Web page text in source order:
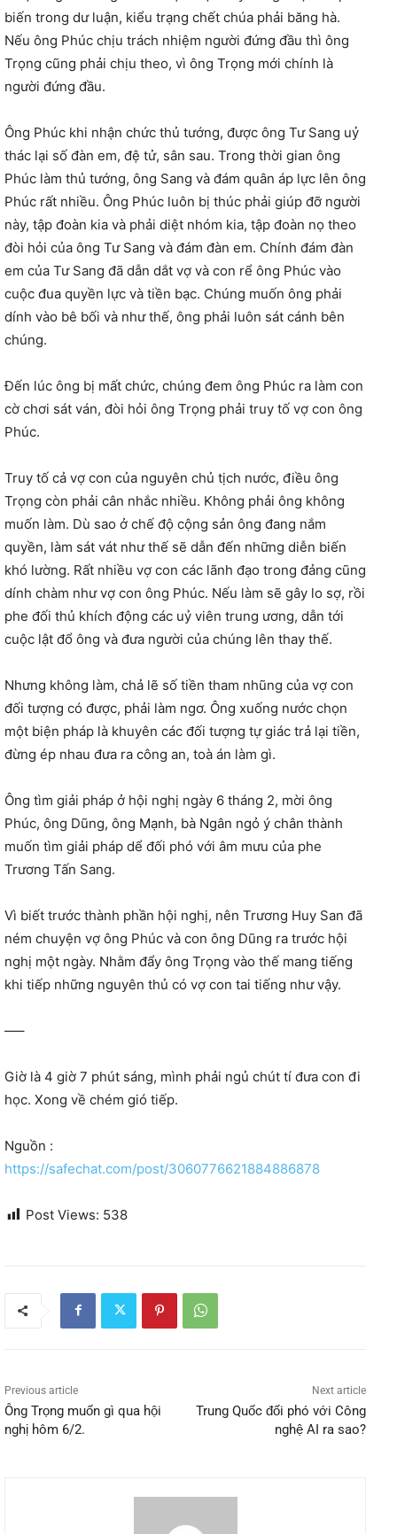
biến trong dư luận, kiểu trạng chết chúa phải băng hà.
Nếu ông Phúc chịu trách nhiệm người đứng đầu thì ông
Trọng cũng phải chịu theo, vì ông Trọng mới chính là
người đứng đầu.
Ông Phúc khi nhận chức thủ tướng, được ông Tư Sang uỷ
thác lại số đàn em, đệ tử, sân sau. Trong thời gian ông
Phúc làm thủ tướng, ông Sang và đám quân áp lực lên ông
Phúc rất nhiều. Ông Phúc luôn bị thúc phải giúp đỡ người
này, tập đoàn kia và phải diệt nhóm kia, tập đoàn nọ theo
đòi hỏi của ông Tư Sang và đám đàn em. Chính đám đàn
em của Tư Sang đã dẫn dắt vợ và con rể ông Phúc vào
cuộc đua quyền lực và tiền bạc. Chúng muốn ông phải
dính vào bê bối và như thế, ông phải luôn sát cánh bên
chúng.
Đến lúc ông bị mất chức, chúng đem ông Phúc ra làm con
cờ chơi sát ván, đòi hỏi ông Trọng phải truy tố vợ con ông
Phúc.
Truy tố cả vợ con của nguyên chủ tịch nước, điều ông
Trọng còn phải cân nhắc nhiều. Không phải ông không
muốn làm. Dù sao ở chế độ cộng sản ông đang nắm
quyền, làm sát vát như thế sẽ dẫn đến những diễn biến
khó lường. Rất nhiều vợ con các lãnh đạo trong đảng cũng
dính chàm như vợ con ông Phúc. Nếu làm sẽ gây lo sợ, rồi
phe đối thủ khích động các uỷ viên trung ương, dẫn tới
cuộc lật đổ ông và đưa người của chúng lên thay thế.
Nhưng không làm, chả lẽ số tiền tham nhũng của vợ con
đối tượng có được, phải làm ngơ. Ông xuống nước chọn
một biện pháp là khuyên các đối tượng tự giác trả lại tiền,
đừng ép nhau đưa ra công an, toà án làm gì.
Ông tìm giải pháp ở hội nghị ngày 6 tháng 2, mời ông
Phúc, ông Dũng, ông Mạnh, bà Ngân ngỏ ý chân thành
muốn tìm giải pháp dể đối phó với âm mưu của phe
Trương Tấn Sang.
Vì biết trước thành phần hội nghị, nên Trương Huy San đã
ném chuyện vợ ông Phúc và con ông Dũng ra trước hội
nghị một ngày. Nhằm đẩy ông Trọng vào thế mang tiếng
khi tiếp những nguyên thủ có vợ con tai tiếng như vậy.
—–
Giờ là 4 giờ 7 phút sáng, mình phải ngủ chút tí đưa con đi
học. Xong về chém gió tiếp.
Nguồn :
https://safechat.com/post/3060776621884886878
Post Views: 538
Previous article
Ông Trọng muốn gì qua hội
nghị hôm 6/2.
Next article
Trung Quốc đối phó với Công
nghệ AI ra sao?